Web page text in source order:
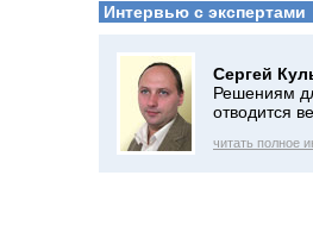
Интервью с экспертами
Сергей
Решениям
отводится
читать полное